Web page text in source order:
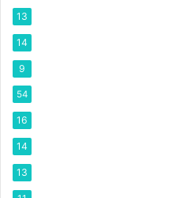
13
14
9
54
16
14
13